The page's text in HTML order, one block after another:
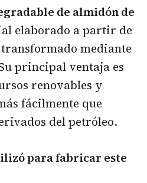
de almidón de
elaborado a partir de
mediante
principal ventaja es
renovables y
fácilmente que
del petróleo.
para fabricar este